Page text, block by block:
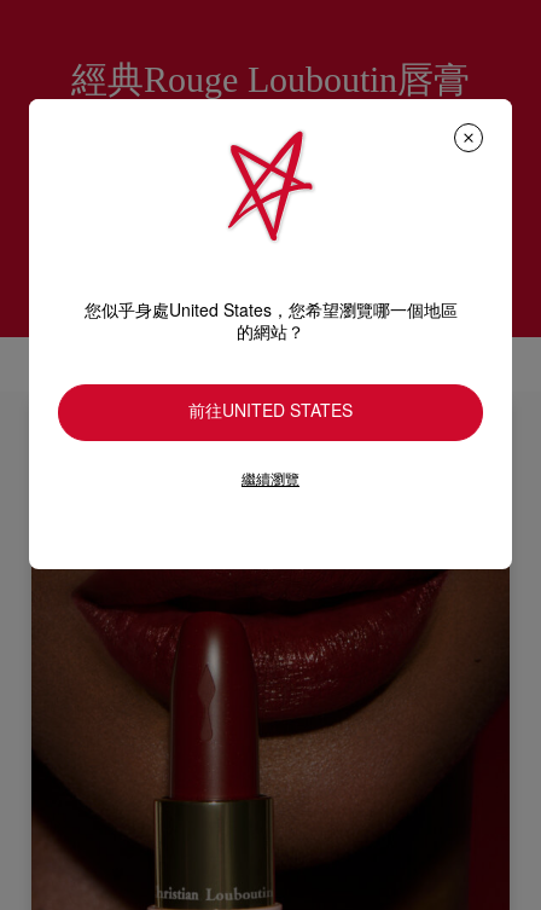
經典Rouge Louboutin唇膏
色彩鮮豔、妝效持久，輕輕一抹，順滑舒適，打造令人矚
目的迷人雙唇。Rouge Louboutin Velvet Matte唇膏持妝
長達6小時，並提供12小時長效水潤保濕，使用24小時依
舊倍感舒適*，**。
您似乎身處United States，您希望瀏覽哪一個地區
的網站？
前往UNITED STATES
繼續瀏覽